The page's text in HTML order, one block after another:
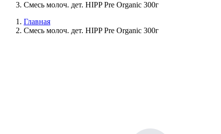
Смесь молоч. дет. HIPP Pre Organic 300г
Главная
Смесь молоч. дет. HIPP Pre Organic 300г